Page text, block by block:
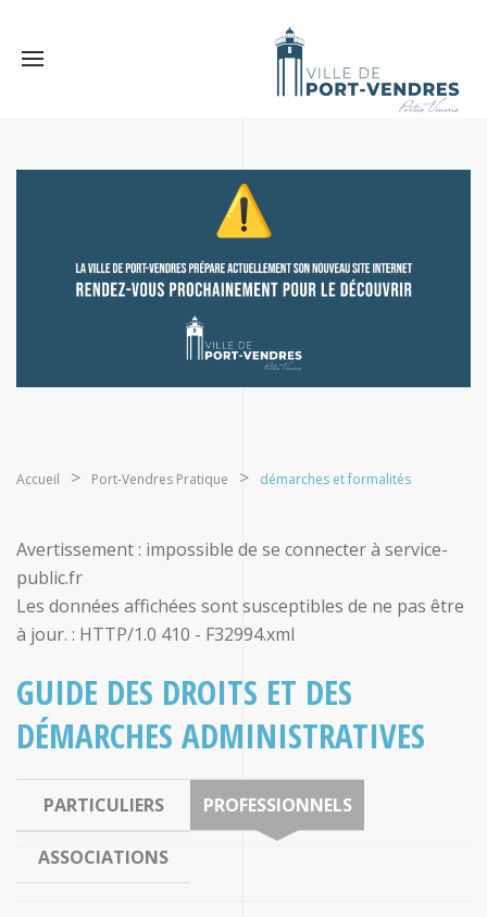
Accueil Port-Vendres Pratique démarches et formalités
Avertissement : impossible de se connecter à service-
public.fr
Les données affichées sont susceptibles de ne pas être
à jour. : HTTP/1.0 410 - F32994.xml
GUIDE DES DROITS ET DES
DÉMARCHES ADMINISTRATIVES
PARTICULIERS PROFESSIONNELS
ASSOCIATIONS